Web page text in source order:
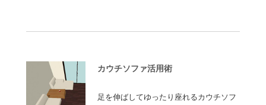
カウチソファ活用術
足を伸ばしてゆったり座れるカウチソフ